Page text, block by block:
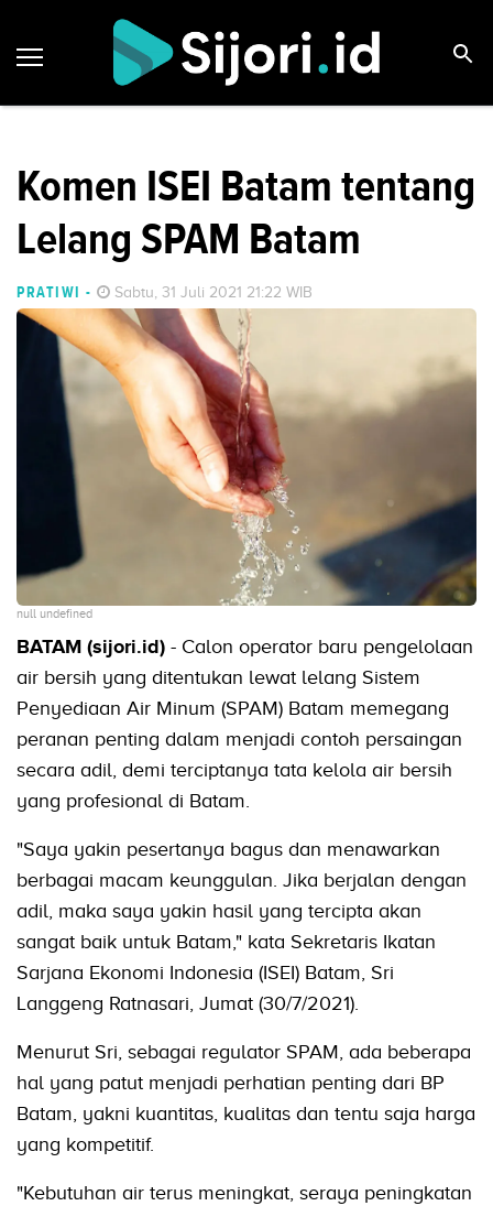
Komen ISEI Batam tentang
Lelang SPAM Batam
PRATIWI - Sabtu, 31 Juli 2021 21:22 WIB
null undefined
BATAM (sijori.id) - Calon operator baru pengelolaan
air bersih yang ditentukan lewat lelang Sistem
Penyediaan Air Minum (SPAM) Batam memegang
peranan penting dalam menjadi contoh persaingan
secara adil, demi terciptanya tata kelola air bersih
yang profesional di Batam.
"Saya yakin pesertanya bagus dan menawarkan
berbagai macam keunggulan. Jika berjalan dengan
adil, maka saya yakin hasil yang tercipta akan
sangat baik untuk Batam," kata Sekretaris Ikatan
Sarjana Ekonomi Indonesia (ISEI) Batam, Sri
Langgeng Ratnasari, Jumat (30/7/2021).
Menurut Sri, sebagai regulator SPAM, ada beberapa
hal yang patut menjadi perhatian penting dari BP
Batam, yakni kuantitas, kualitas dan tentu saja harga
yang kompetitif.
"Kebutuhan air terus meningkat, seraya peningkatan